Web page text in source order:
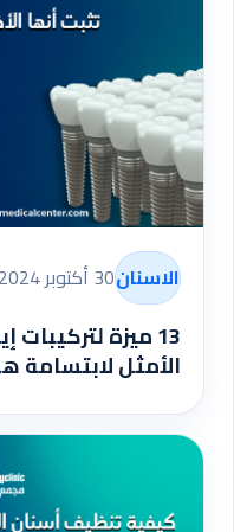
الاسنان30 أكتوبر 2024
13 ميزة
الأمثل لابتسامة